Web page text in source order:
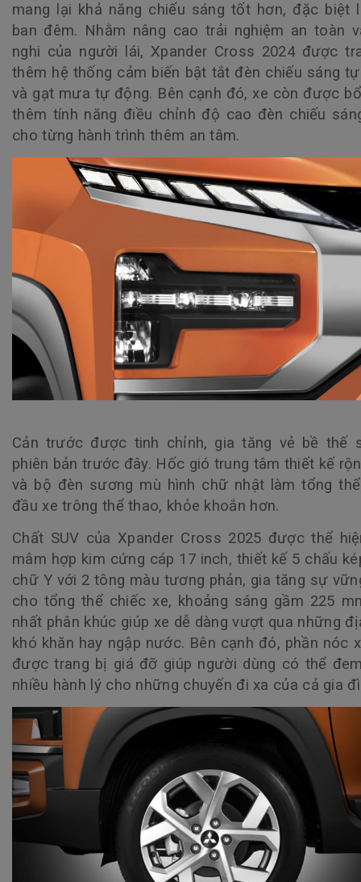
mang lại khả năng chiếu sáng tốt hơn, đặc biệt
ban đêm. Nhằm nâng cao trải nghiệm an toàn
nghi của người lái, Xpander Cross 2024 được
thêm hệ thống cảm biến bật tắt đèn chiếu sáng
và gạt mưa tự động. Bên cạnh đó, xe còn được
thêm tính năng điều chỉnh độ cao đèn chiếu
cho từng hành trình thêm an tâm.
Cản trước được tinh chỉnh, gia tăng vẻ bề thế
phiên bản trước đây. Hốc gió trung tâm thiết kế
và bộ đèn sương mù hình chữ nhật làm tổng
đầu xe trông thể thao, khỏe khoắn hơn.
Chất SUV của Xpander Cross 2025 được thể
mâm hợp kim cứng cáp 17 inch, thiết kế 5 chấu
chữ Y với 2 tông màu tương phản, gia tăng sự
cho tổng thể chiếc xe, khoảng sáng gầm 225
nhất phân khúc giúp xe dễ dàng vượt qua những
khó khăn hay ngập nước. Bên cạnh đó, phần nóc
được trang bị giá đỡ giúp người dùng có thể
nhiều hành lý cho những chuyến đi xa của cả gia